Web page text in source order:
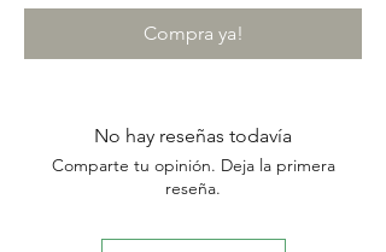
Compra ya!
No hay reseñas todavía
Comparte tu opinión. Deja la primera
reseña.